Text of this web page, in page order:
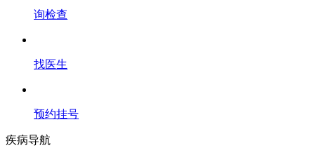
询检查
找医生
预约挂号
疾病导航